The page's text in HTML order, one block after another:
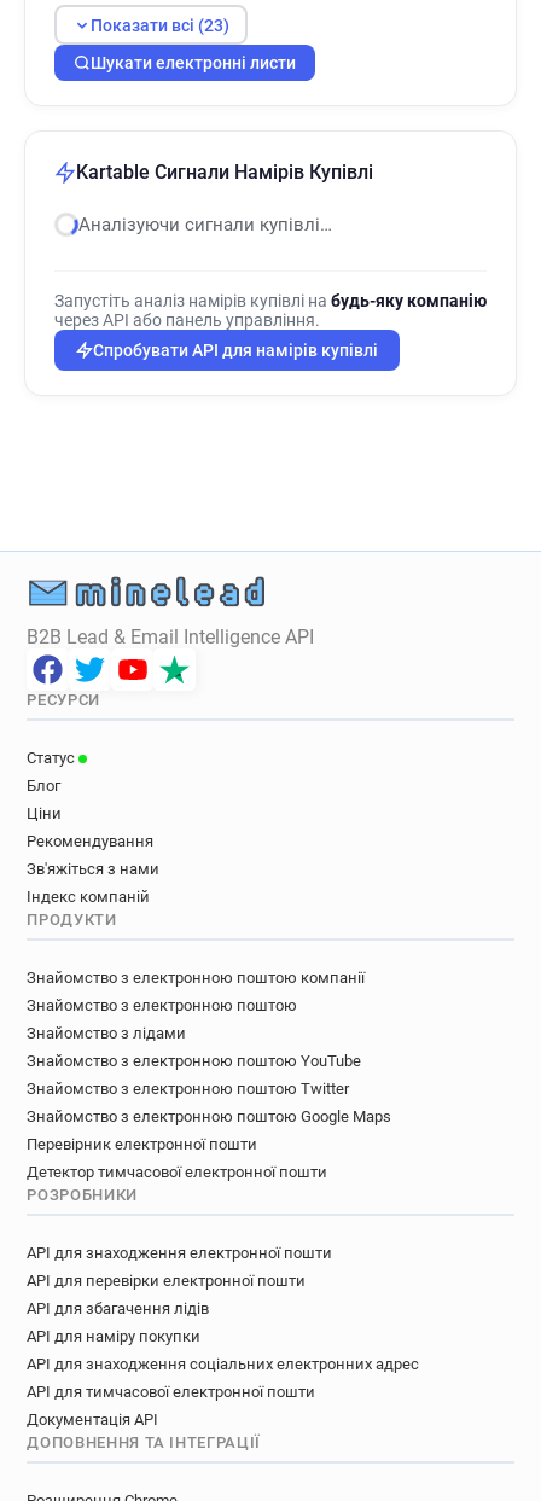
c*******@kartable.fr
t******@kartable.fr
p******@kartable.fr
j*****@kartable.fr
e************@kartable.fr
x***********@kartable.fr
v************@kartable.fr
h************@kartable.fr
Показати всі (23)
Шукати електронні листи
Kartable Сигнали Намірів Купівлі
Аналізуючи сигнали купівлі…
Запустіть аналіз намірів купівлі на будь-яку компанію
через API або панель управління.
Спробувати API для намірів купівлі
B2B Lead & Email Intelligence API
РЕСУРСИ
Статус
Блог
Ціни
Рекомендування
Зв'яжіться з нами
Індекс компаній
ПРОДУКТИ
Знайомство з електронною поштою компанії
Знайомство з електронною поштою
Знайомство з лідами
Знайомство з електронною поштою YouTube
Знайомство з електронною поштою Twitter
Знайомство з електронною поштою Google Maps
Перевірник електронної пошти
Детектор тимчасової електронної пошти
РОЗРОБНИКИ
API для знаходження електронної пошти
API для перевірки електронної пошти
API для збагачення лідів
API для наміру покупки
API для знаходження соціальних електронних адрес
API для тимчасової електронної пошти
Документація API
ДОПОВНЕННЯ ТА ІНТЕГРАЦІЇ